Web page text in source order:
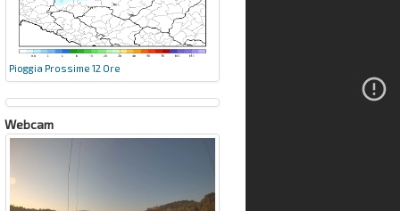
Pioggia Prossime 12 Ore
Webcam